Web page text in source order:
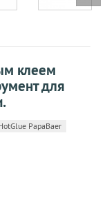
клеем
для
PapaBaer